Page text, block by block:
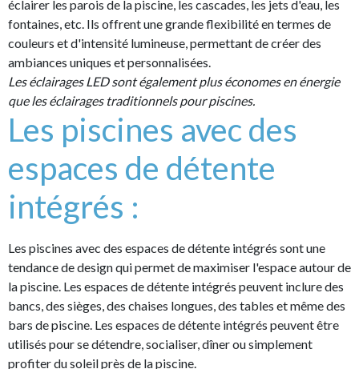
éclairer les parois de la piscine, les cascades, les jets d'eau, les
fontaines, etc. Ils offrent une grande flexibilité en termes de
couleurs et d'intensité lumineuse, permettant de créer des
ambiances uniques et personnalisées.
Les éclairages LED sont également plus économes en énergie
que les éclairages traditionnels pour piscines.
Les piscines avec des
espaces de détente
intégrés :
Les piscines avec des espaces de détente intégrés sont une
tendance de design qui permet de maximiser l'espace autour de
la piscine. Les espaces de détente intégrés peuvent inclure des
bancs, des sièges, des chaises longues, des tables et même des
bars de piscine. Les espaces de détente intégrés peuvent être
utilisés pour se détendre, socialiser, dîner ou simplement
profiter du soleil près de la piscine.